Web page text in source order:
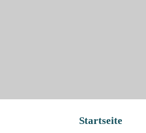
Startseite